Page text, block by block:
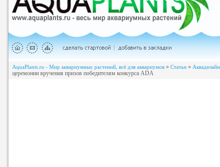
AquaPlants.ru - Мир аквариумных растений, всё для аквариумов » Статьи » Аквадизайн
церемонии вручения призов победителям конкурса ADA